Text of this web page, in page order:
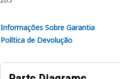
Informações Sobre Garantia
Política de Devolução